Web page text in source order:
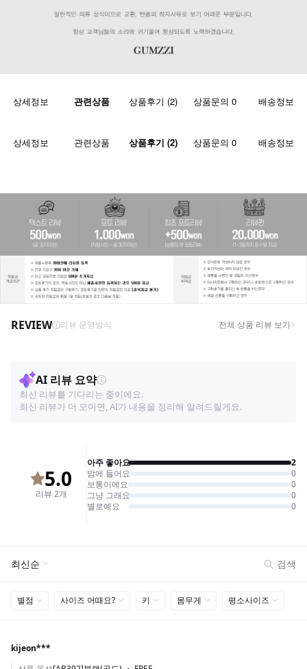
상세정보 관련상품 상품후기 (2) 상품문의 0 배송정보
상세정보 관련상품 상품후기 (2) 상품문의 0 배송정보